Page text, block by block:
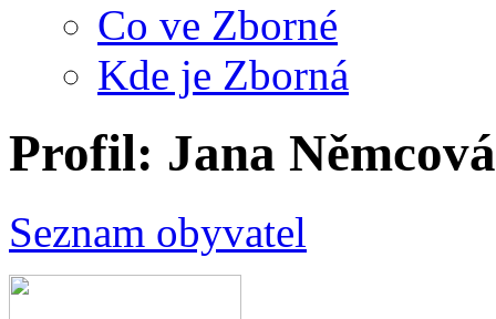
Co ve Zborné
Kde je Zborná
Profil: Jana
Seznam obyvatel